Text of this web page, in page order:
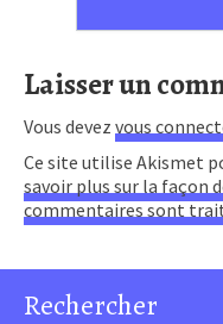
Laisser un
Vous devez vous
Ce site utilise Akismet
savoir plus sur la façon
commentaires sont
Rechercher